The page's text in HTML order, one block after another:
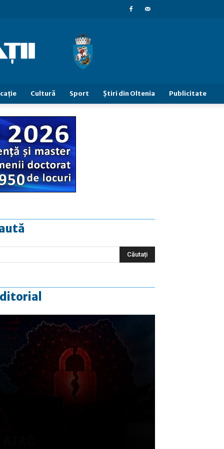
Cultură Sport Știri din Oltenia Publicitate